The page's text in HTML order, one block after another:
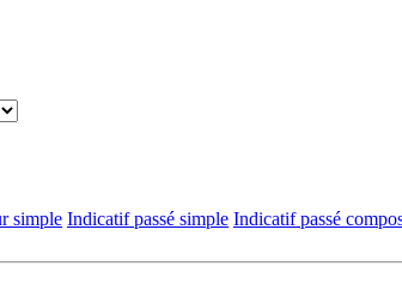
simple Indicatif passé simple Indicatif passé